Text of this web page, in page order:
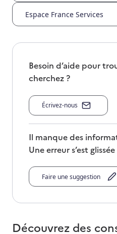
Espace France Services
Besoin d’aide pour
cherchez ?
Écrivez-nous
Il manque des
Une erreur s’est glissée
Faire une suggestion
Découvrez des